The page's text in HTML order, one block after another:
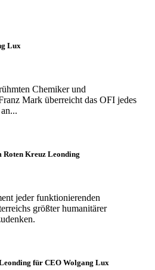
Lux
Chemiker und
Mark überreicht das OFI jedes
Roten Kreuz Leonding
jeder funktionierenden
größter humanitärer
für CEO Wolgang Lux